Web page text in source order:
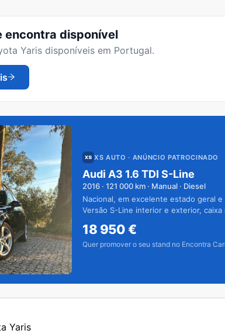
encontra disponível
Yaris disponíveis em Portugal.
XS AUTO · ANÚNCIO PATROCINADO
Audi A3 1.6 TDI S-Line
2016 · 121 000 km · Manual · Diesel
Nacional, em excelente estado geral
Versão S-Line interior e exterior,
18 950€
Quer promover o seu stand no Encontra
Yaris